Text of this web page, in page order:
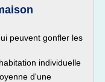
peuvent gonfler les
individuelle
d'une